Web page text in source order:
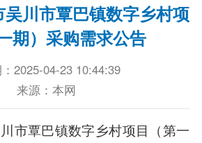
吴川市覃巴镇数字乡村项
期）采购需求公告
2025-04-23 10:44:39
来源：本网
市覃巴镇数字乡村项目（第一